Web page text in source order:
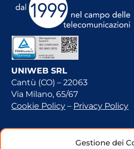
Gestione dei
UNIWEB SRL
Cantù (CO) – 22063
Via Milano, 65/67
Cookie Policy – Privacy Policy
info@pec.uniweb.it